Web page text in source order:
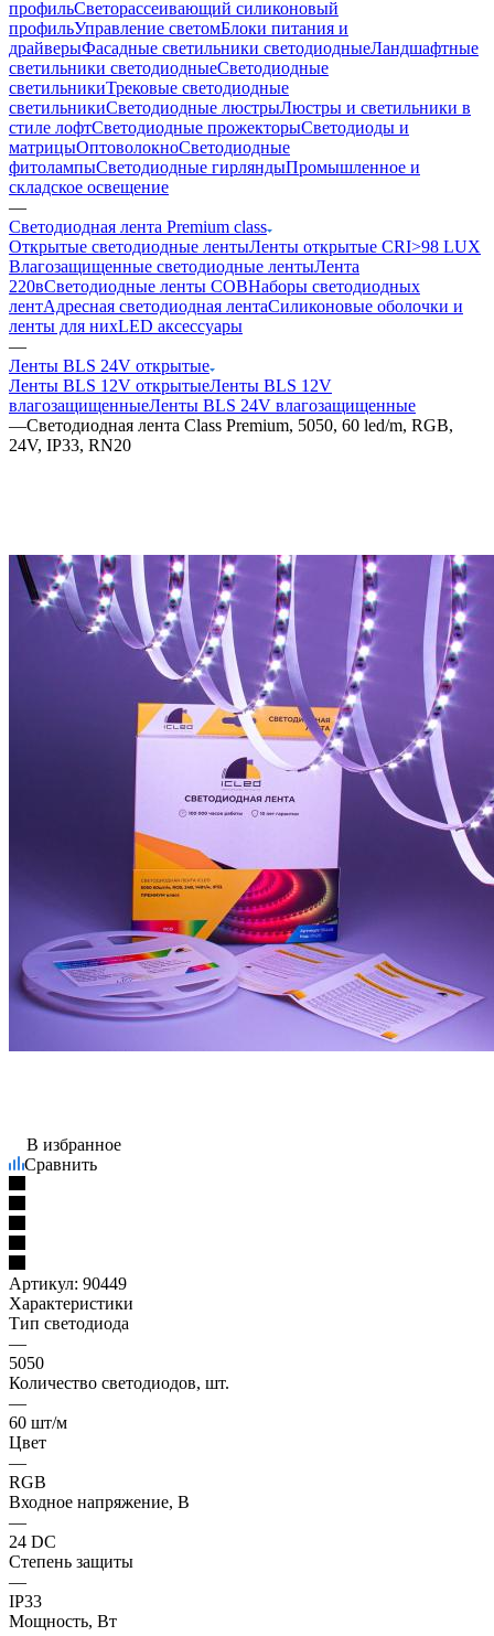
профильСветорассеивающий силиконовый
профильУправление светомБлоки питания и
драйверыФасадные светильники светодиодныеЛандшафтные
светильники светодиодныеСветодиодные
светильникиТрековые светодиодные
светильникиСветодиодные люстрыЛюстры и светильники в
стиле лофтСветодиодные прожекторыСветодиоды и
матрицыОптоволокноСветодиодные
фитолампыСветодиодные гирляндыПромышленное и
складское освещение
—
Светодиодная лента Premium class
Открытые светодиодные лентыЛенты открытые CRI>98 LUX
Влагозащищенные светодиодные лентыЛента
220вСветодиодные ленты COBНаборы светодиодных
лентАдресная светодиодная лентаСиликоновые оболочки и
ленты для нихLED аксессуары
—
Ленты BLS 24V открытые
Ленты BLS 12V открытыеЛенты BLS 12V
влагозащищенныеЛенты BLS 24V влагозащищенные
—Светодиодная лента Class Premium, 5050, 60 led/m, RGB,
24V, IP33, RN20
В избранное
Сравнить
Артикул: 90449
Характеристики
Тип светодиода
—
5050
Количество светодиодов, шт.
—
60 шт/м
Цвет
—
RGB
Входное напряжение, В
—
24 DC
Степень защиты
—
IP33
Мощность, Вт